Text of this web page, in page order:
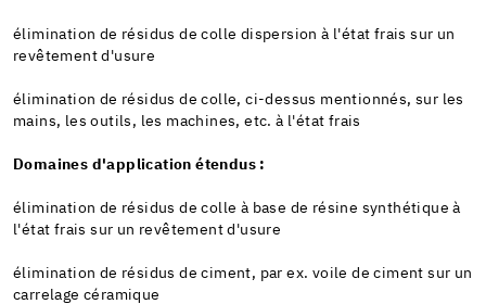
élimination de résidus de colle dispersion à l'état frais sur un
revêtement d'usure
élimination de résidus de colle, ci-dessus mentionnés, sur les
mains, les outils, les machines, etc. à l'état frais
Domaines d'application étendus :
élimination de résidus de colle à base de résine synthétique à
l'état frais sur un revêtement d'usure
élimination de résidus de ciment, par ex. voile de ciment sur un
carrelage céramique